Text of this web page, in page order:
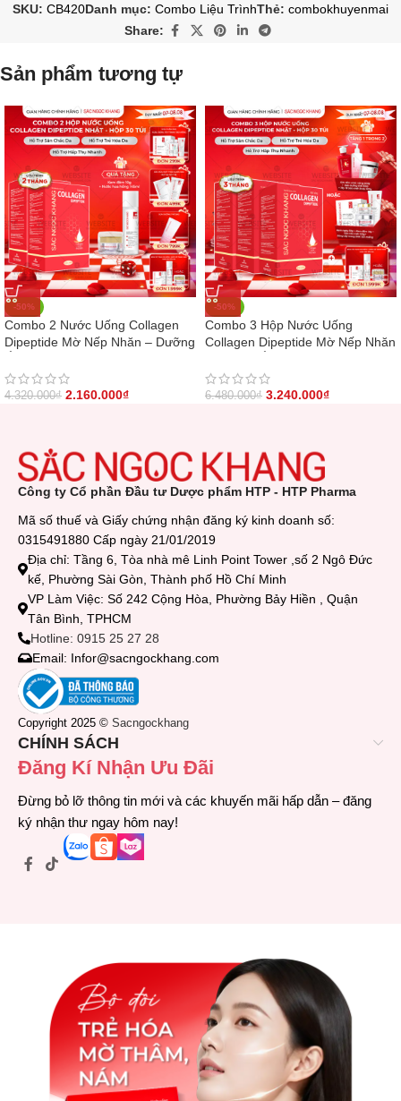
SKU: CB420Danh mục: Combo Liệu TrìnhThẻ: combokhuyenmai
Share:
Sản phẩm tương tự
-50%
Combo 2 Nước Uống Collagen
Dipeptide Mờ Nếp Nhăn – Dưỡng
trình 2 tháng
4.320.000₫ 2.160.000₫
-50%
Combo 3 Hộp Nước Uống
Collagen Dipeptide Mờ Nếp Nhăn
Khang
6.480.000₫ 3.240.000₫
Công ty Cổ phần Đầu tư Dược phẩm HTP - HTP Pharma
Mã số thuế và Giấy chứng nhận đăng ký kinh doanh số:
0315491880 Cấp ngày 21/01/2019
Địa chỉ: Tầng 6, Tòa nhà mê Linh Point Tower ,số 2 Ngô Đức
kế, Phường Sài Gòn, Thành phố Hồ Chí Minh
VP Làm Việc: Số 242 Cộng Hòa, Phường Bảy Hiền , Quận
Tân Bình, TPHCM
Hotline: 0915 25 27 28
Email: Infor@sacngockhang.com
Copyright 2025 © Sacngockhang
CHÍNH SÁCH
Đăng Kí Nhận Ưu Đãi
Đừng bỏ lỡ thông tin mới và các khuyến mãi hấp dẫn – đăng
ký nhận thư ngay hôm nay!